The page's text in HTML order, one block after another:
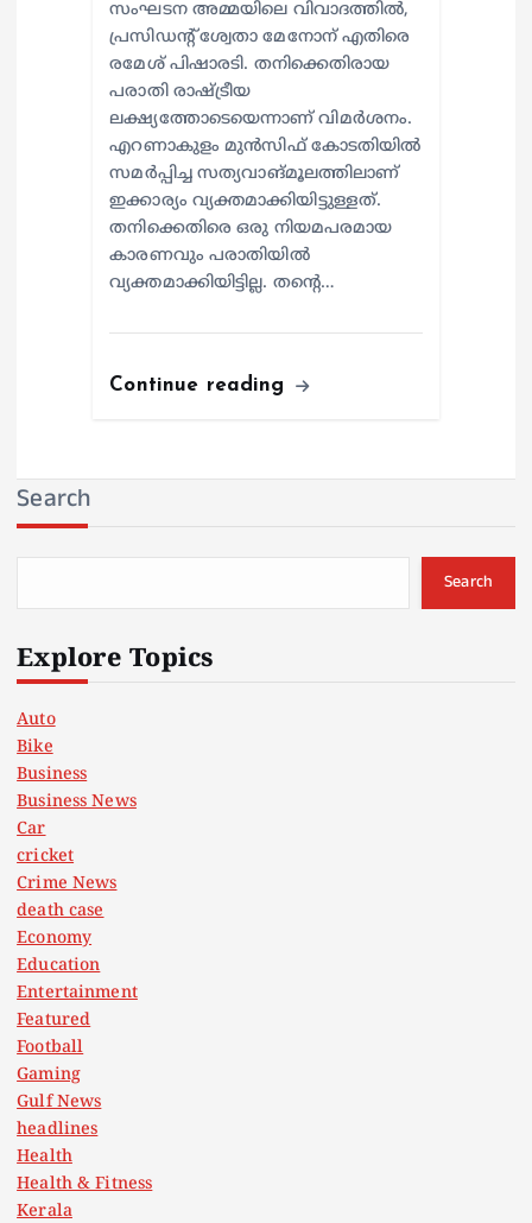
സംഘടന അമ്മയിലെ വിവാദത്തില്‍,
പ്രസിഡന്റ് ശ്വേതാ മേനോന് എതിരെ
രമേശ് പിഷാരടി. തനിക്കെതിരായ
പരാതി രാഷ്ട്രീയ
ലക്ഷ്യത്തോടെയെന്നാണ് വിമര്‍ശനം.
എറണാകുളം മുന്‍സിഫ് കോടതിയില്‍
സമര്‍പ്പിച്ച സത്യവാങ്മൂലത്തിലാണ്
ഇക്കാര്യം വ്യക്തമാക്കിയിട്ടുള്ളത്.
തനിക്കെതിരെ ഒരു നിയമപരമായ
കാരണവും പരാതിയില്‍
വ്യക്തമാക്കിയിട്ടില്ല. തന്റെ…
Continue reading
Search
Search
Explore Topics
Auto
Bike
Business
Business News
Car
cricket
Crime News
death case
Economy
Education
Entertainment
Featured
Football
Gaming
Gulf News
headlines
Health
Health & Fitness
Kerala